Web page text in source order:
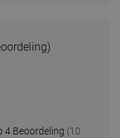
4 Beoordeling (10